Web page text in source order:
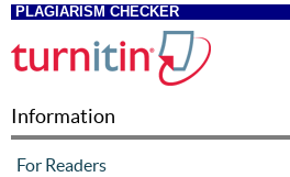
PLAGIARISM CHECKER
Information
For Readers